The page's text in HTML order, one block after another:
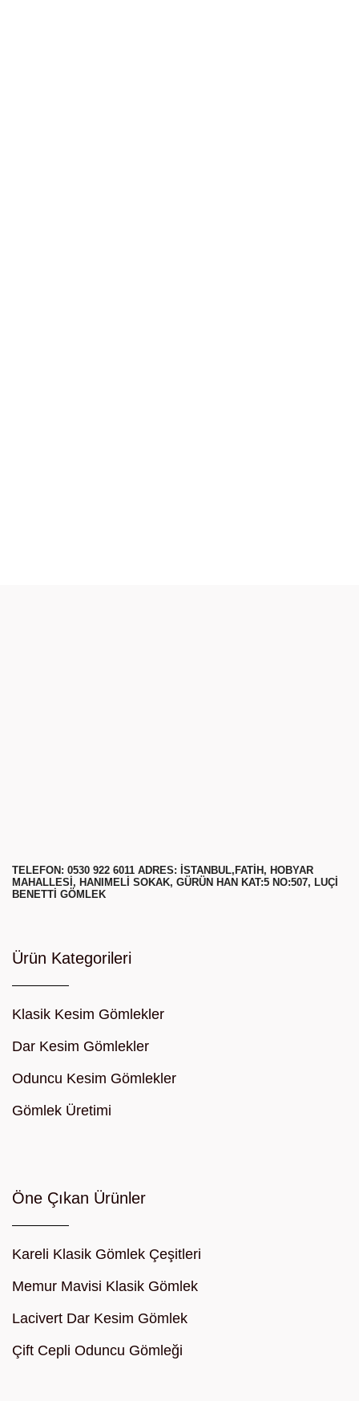
TELEFON: 0530 922 6011 ADRES: ISTANBUL,FATIH, HOBYAR
MAHALLESI, HANIMELI SOKAK, GÜRÜN HAN KAT:5 NO:507, LUÇI
BENETTI GÖMLEK
Ürün Kategorileri
Klasik Kesim Gömlekler
Dar Kesim Gömlekler
Oduncu Kesim Gömlekler
Gömlek Üretimi
Öne Çıkan Ürünler
Kareli Klasik Gömlek Çeşitleri
Memur Mavisi Klasik Gömlek
Lacivert Dar Kesim Gömlek
Çift Cepli Oduncu Gömleği